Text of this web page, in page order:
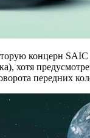
концерн
хотя
передних